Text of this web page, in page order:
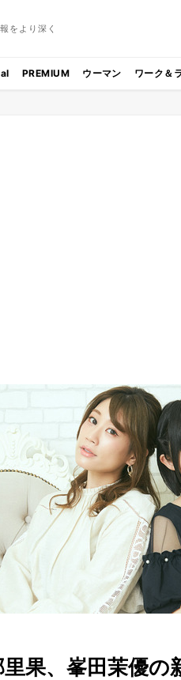
をより深く
PREMIUM ウーマン ワーク＆
果、峯田茉優